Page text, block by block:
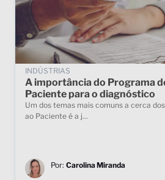
INDÚSTRIAS
A importância do Programa
Paciente para o diagnóstico
Um dos temas mais comuns a cerca
ao Paciente é a j...
Por: Carolina Miranda